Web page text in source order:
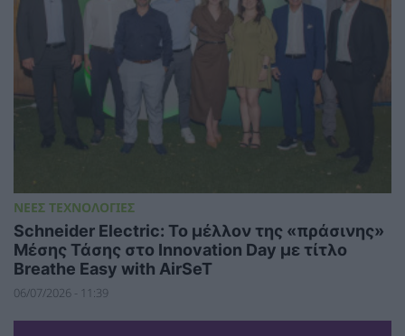
ΝΕΕΣ ΤΕΧΝΟΛΟΓΙΕΣ
Schneider Electric: Το μέλλον της «πράσινης»
Μέσης Τάσης στο Innovation Day με τίτλο
Breathe Easy with AirSeT
06/07/2026 - 11:39